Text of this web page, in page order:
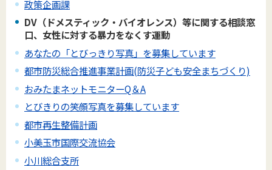
政策企画課
DV（ドメスティック・バイオレンス）等に関する相談窓
口、女性に対する暴力をなくす運動
あなたの「とびっきり写真」を募集しています
都市防災総合推進事業計画(防災子ども安全まちづくり)
おみたまネットモニターQ＆A
とびきりの笑顔写真を募集しています
都市再生整備計画
小美玉市国際交流協会
小川総合支所